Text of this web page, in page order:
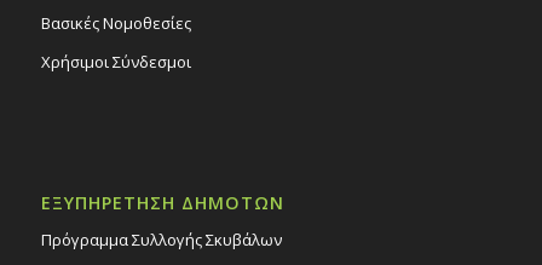
Βασικές Νομοθεσίες
Χρήσιμοι Σύνδεσμοι
ΕΞΥΠΗΡΕΤΗΣΗ ΔΗΜΟΤΩΝ
Πρόγραμμα Συλλογής Σκυβάλων